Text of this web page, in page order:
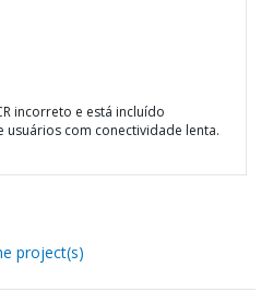
incorreto e está incluído
usuários com conectividade lenta.
project(s)